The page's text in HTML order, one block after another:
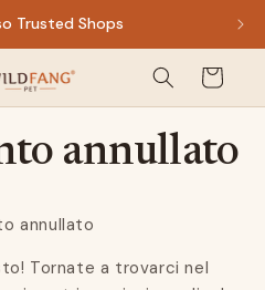
Trusted Shops
Carrello
della
annullato
annullato
Tornate a trovarci nel